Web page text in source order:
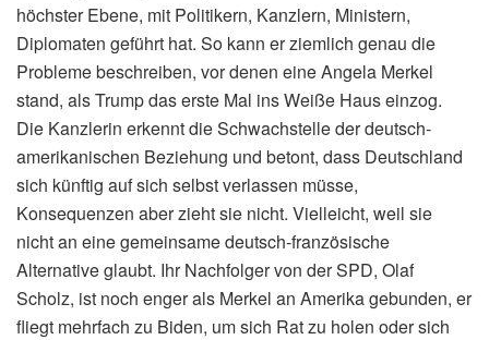
höchster Ebene, mit Politikern, Kanzlern, Ministern,
Diplomaten geführt hat. So kann er ziemlich genau die
Probleme beschreiben, vor denen eine Angela Merkel
stand, als Trump das erste Mal ins Weiße Haus einzog.
Die Kanzlerin erkennt die Schwachstelle der deutsch-
amerikanischen Beziehung und betont, dass Deutschland
sich künftig auf sich selbst verlassen müsse,
Konsequenzen aber zieht sie nicht. Vielleicht, weil sie
nicht an eine gemeinsame deutsch-französische
Alternative glaubt. Ihr Nachfolger von der SPD, Olaf
Scholz, ist noch enger als Merkel an Amerika gebunden, er
fliegt mehrfach zu Biden, um sich Rat zu holen oder sich